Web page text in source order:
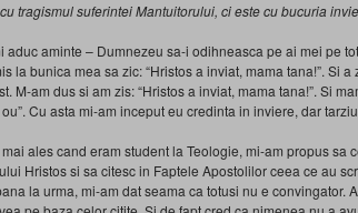
tragismul suferintei Mantuitorului, ci este cu bucuria
aduc aminte – Dumnezeu sa-i odihneasca pe ai mei pe
la bunica mea sa zic: “Hristos a inviat, mama tana!”. Si
M-am dus si am zis: “Hristos a inviat, mama tana!”. Si
Cu asta mi-am inceput eu credinta in inviere, dar
ales cand eram student la Teologie, mi-am propus sa
Hristos si sa citesc in Faptele Apostolilor ceea ce au
la urma, mi-am dat seama ca totusi nu e convingator.